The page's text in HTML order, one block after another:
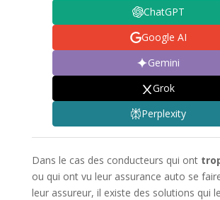
ChatGPT
Google AI
Gemini
Grok
Perplexity
Dans le cas des conducteurs qui ont
ou qui ont vu leur assurance auto se
leur assureur, il existe des solutions qui